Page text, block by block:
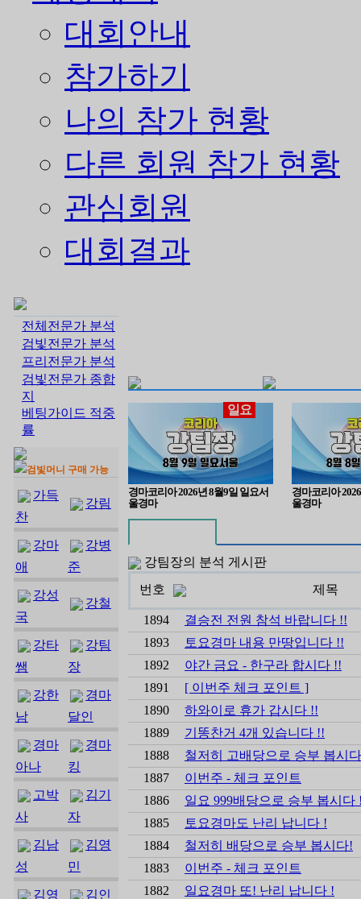
대회안내
참가하기
나의 참가 현황
다른 회원 참가 현황
관심회원
대회결과
전체전문가 분석
검빛전문가 분석
프리전문가 분석
검빛전문가 종합
지
베팅가이드 적중
률
검빛머니 구매 가능
가득
찬
강림
강마
애
강병
준
강성
국
강철
강타
쌤
강팀
장
강한
남
경마
달인
경마
아나
경마
킹
고박
사
김기
자
김남
성
김영
민
김영 김인
경마코리아 2026년 8월9일 일요서
울경마
일요
경마코리아
울경마
강팀장의 분석 게시판
번호
제목
1894
결승전 전원 참석 바랍니다 !!
1893
토요경마 내용 만땅입니다 !!
1892
야간 금요 - 한구라 합시다 !!
1891
[ 이번주 체크 포인트 ]
1890
하와이로 휴가 갑시다 !!
1889
기똥찬거 4개 있습니다 !!
1888
철저히 고배당으로 승부 봅시
1887
이번주 - 체크 포인트
1886
일요 999배당으로 승부 봅시다
1885
토요경마도 난리 납니다 !
1884
철저히 배당으로 승부 봅시다!
1883
이번주 - 체크 포인트
1882
일요경마 또! 난리 납니다 !